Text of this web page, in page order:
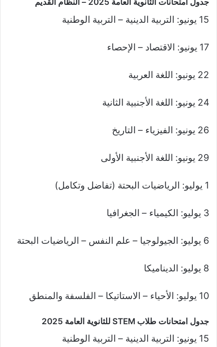
جدول امتحانات الثانوية العامة 2025 – النظام القديم
15 يونيو: التربية الدينية – التربية الوطنية
17 يونيو: الاقتصاد – الإحصاء
22 يونيو: اللغة العربية
24 يونيو: اللغة الأجنبية الثانية
26 يونيو: الفيزياء – التاريخ
29 يونيو: اللغة الأجنبية الأولى
1 يوليو: الرياضيات البحتة (تفاضل وتكامل)
3 يوليو: الكيمياء – الجغرافيا
6 يوليو: الجيولوجيا – علم النفس – الرياضيات البحتة
8 يوليو: الديناميكا
10 يوليو: الأحياء – الاستاتيكا – الفلسفة والمنطق
جدول امتحانات طلاب STEM للثانوية العامة 2025
15 يونيو: التربية الدينية – التربية الوطنية